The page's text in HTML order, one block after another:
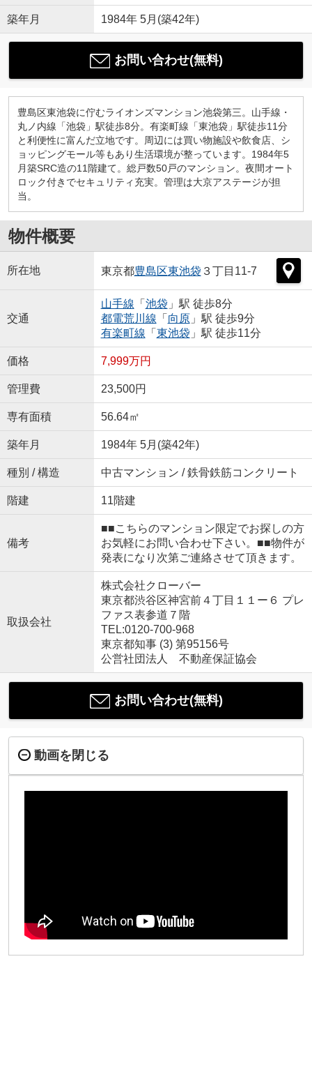
築年月 1984年 5月(築42年)
お問い合わせ(無料)
豊島区東池袋に佇むライオンズマンション池袋第三。山手線・
丸ノ内線「池袋」駅徒歩8分。有楽町線「東池袋」駅徒歩11分
と利便性に富んだ立地です。周辺には買い物施設や飲食店、シ
ョッピングモール等もあり生活環境が整っています。1984年5
月築SRC造の11階建て。総戸数50戸のマンション。夜間オート
ロック付きでセキュリティ充実。管理は大京アステージが担
当。
物件概要
所在地 東京都豊島区東池袋 ３丁目11-7
交通
山手線 「 池袋 」駅 徒歩8分
都電荒川線 「 向原」駅 徒歩9分
有楽町線 「 東池袋 」駅 徒歩11分
価格 7,999万円
管理費 23,500円
専有面積 56.64㎡
築年月 1984年 5月(築42年)
種別 / 構造 中古マンション / 鉄骨鉄筋コンクリート
階建 11階建
備考
■■こちらのマンション限定でお探しの方
お気軽にお問い合わせ下さい。■■物件が
発表になり次第ご連絡させて頂きます。
取扱会社
株式会社クローバー
東京都渋谷区神宮前４丁目１１ー６ プレ
ファス表参道７階
TEL:0120-700-968
東京都知事 (3) 第95156号
公営社団法人 不動産保証協会
お問い合わせ(無料)
動画を閉じる